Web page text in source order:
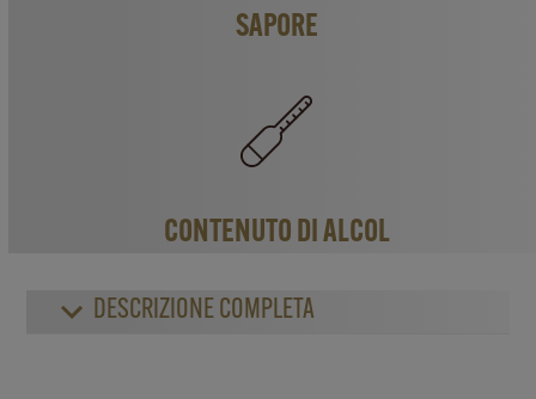
SAPORE
CONTENUTO DI ALCOL
DESCRIZIONE COMPLETA